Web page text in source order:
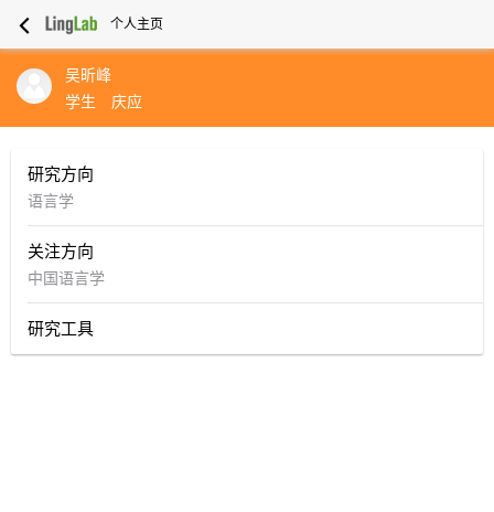
个人主页
吴昕峰
学生
庆应
研究方向
语言学
关注方向
中国语言学
研究工具